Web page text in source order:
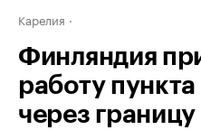
Карелия
Финляндия
работу
через